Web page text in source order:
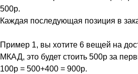
500р.
Каждая последующая позиция в
Пример 1, вы хотите 6 вещей на
МКАД, это будет стоить 500р за
100р = 500+400 = 900р.